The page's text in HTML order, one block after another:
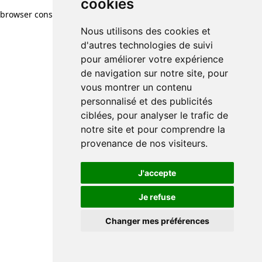
cookies
Nous utilisons des cookies et
d'autres technologies de suivi
pour améliorer votre expérience
de navigation sur notre site, pour
vous montrer un contenu
personnalisé et des publicités
ciblées, pour analyser le trafic de
notre site et pour comprendre la
provenance de nos visiteurs.
J'accepte
Je refuse
Changer mes préférences
browser console for more information)